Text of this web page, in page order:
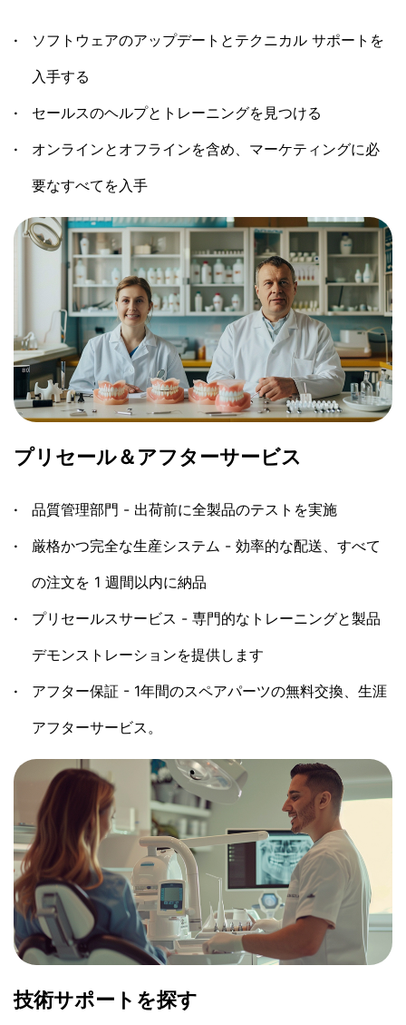
ソフトウェアのアップデートとテクニカル サポートを
入手する
セールスのヘルプとトレーニングを見つける
オンラインとオフラインを含め、マーケティングに必
要なすべてを入手
プリセール＆アフターサービス
品質管理部門 - 出荷前に全製品のテストを実施
厳格かつ完全な生産システム - 効率的な配送、すべて
の注文を 1 週間以内に納品
プリセールスサービス - 専門的なトレーニングと製品
デモンストレーションを提供します
アフター保証 - 1年間のスペアパーツの無料交換、生涯
アフターサービス。
技術サポートを探す